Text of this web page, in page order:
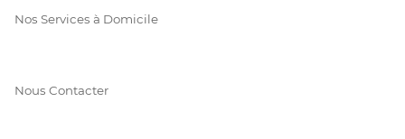
Nos Services à Domicile
Nous Contacter